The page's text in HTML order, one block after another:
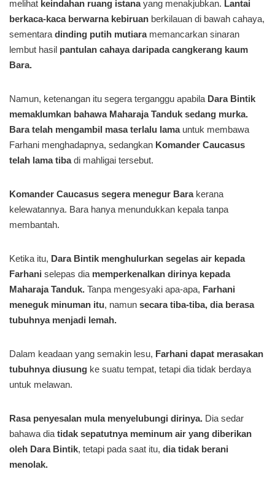
melihat keindahan ruang istanayang menakjubkan. Lantai
berkaca-kaca berwarna kebiruan berkilauan di bawah cahaya,
sementara dinding putih mutiaramemancarkan sinaran
lembut hasil pantulan cahaya daripada cangkerang kaum
Bara.
Namun, ketenangan itu segera terganggu apabila Dara Bintik
memaklumkan bahawa Maharaja Tanduk sedang murka.
Bara telah mengambil masa terlalu lamauntuk membawa
Farhani menghadapnya, sedangkan Komander Caucasus
telah lama tibadi mahligai tersebut.
Komander Caucasus segera menegur Barakerana
kelewatannya. Bara hanya menundukkan kepala tanpa
membantah.
Ketika itu, Dara Bintik menghulurkan segelas air kepada
Farhani selepas dia memperkenalkan dirinya kepada
Maharaja Tanduk. Tanpa mengesyaki apa-apa, Farhani
meneguk minuman itu, namun secara tiba-tiba, dia berasa
tubuhnya menjadi lemah.
Dalam keadaan yang semakin lesu, Farhani dapat merasakan
tubuhnya diusung ke suatu tempat, tetapi dia tidak berdaya
untuk melawan.
Rasa penyesalan mula menyelubungi dirinya. Dia sedar
bahawa dia tidak sepatutnya meminum air yang diberikan
oleh Dara Bintik, tetapi pada saat itu, dia tidak berani
menolak.